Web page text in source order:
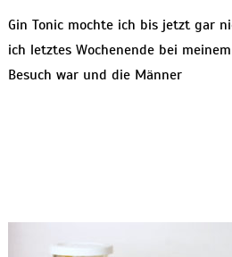
Gin Tonic mochte ich bis jetzt gar
ich letztes Wochenende bei
Besuch war und die Männer